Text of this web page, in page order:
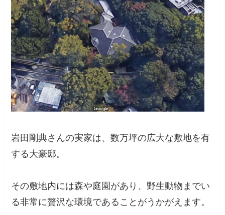
岩田剛典さんの実家は、数万坪の広大な敷地を有
する大豪邸。
その敷地内には森や庭園があり、野生動物までい
る非常に贅沢な環境であることがうかがえます。